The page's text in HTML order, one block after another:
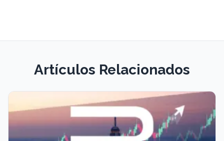
Artículos Relacionados